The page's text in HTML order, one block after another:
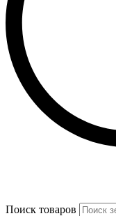
Поиск товаров